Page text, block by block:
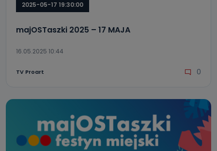
2025-05-17 19:30:00
majOSTaszki 2025 – 17 MAJA
16.05.2025 10:44
TV Proart 0